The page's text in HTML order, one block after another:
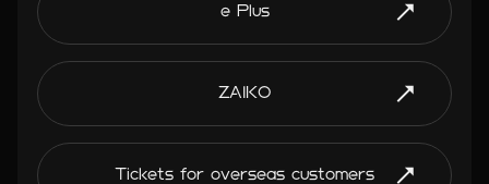
e Plus
ZAIKO
Tickets for overseas customers